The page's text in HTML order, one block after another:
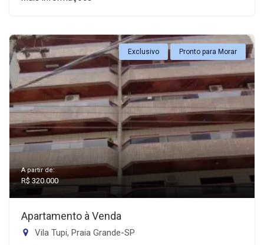
Exclusivo Pronto para Morar
A partir de:
R$ 320.000
Apartamento à Venda
Vila Tupi, Praia Grande-SP